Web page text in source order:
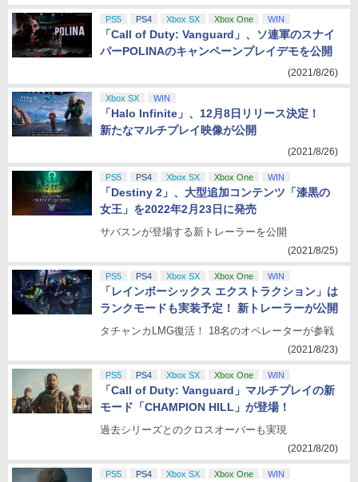
PS5 PS4 Xbox SX Xbox One WIN
「Call of Duty: Vanguard」、ソ連軍のスナイ
パーPOLINAのキャンペーンプレイデモを公開
(2021/8/26)
Xbox SX WIN
「Halo Infinite」、12月8日リリース決定！
新たなマルチプレイ映像が公開
(2021/8/26)
PS5 PS4 Xbox SX Xbox One WIN
「Destiny 2」、大型追加コンテンツ「漆黒の
女王」を2022年2月23日に発売
サバスンが登場する新トレーラーを公開
(2021/8/25)
PS5 PS4 Xbox SX Xbox One WIN
「レインボーシックス エクストラクション」は
ランクモードも実装予定！ 新トレーラーが公開
タチャンカLMG復活！ 18名のオペレーターが参戦
(2021/8/23)
PS5 PS4 Xbox SX Xbox One WIN
「Call of Duty: Vanguard」マルチプレイの新
モード「CHAMPION HILL」が登場！
過去シリーズとのクロスオーバーも実現
(2021/8/20)
PS5 PS4 Xbox SX Xbox One WIN